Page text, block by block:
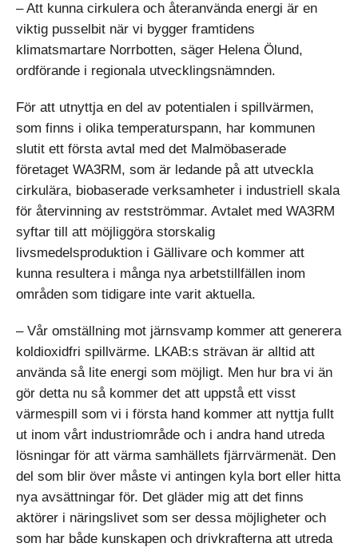
– Att kunna cirkulera och återanvända energi är en
viktig pusselbit när vi bygger framtidens
klimatsmartare Norrbotten, säger Helena Ölund,
ordförande i regionala utvecklingsnämnden.
För att utnyttja en del av potentialen i spillvärmen,
som finns i olika temperaturspann, har kommunen
slutit ett första avtal med det Malmöbaserade
företaget WA3RM, som är ledande på att utveckla
cirkulära, biobaserade verksamheter i industriell skala
för återvinning av restströmmar. Avtalet med WA3RM
syftar till att möjliggöra storskalig
livsmedelsproduktion i Gällivare och kommer att
kunna resultera i många nya arbetstillfällen inom
områden som tidigare inte varit aktuella.
– Vår omställning mot järnsvamp kommer att generera
koldioxidfri spillvärme. LKAB:s strävan är alltid att
använda så lite energi som möjligt. Men hur bra vi än
gör detta nu så kommer det att uppstå ett visst
värmespill som vi i första hand kommer att nyttja fullt
ut inom vårt industriområde och i andra hand utreda
lösningar för att värma samhällets fjärrvärmenät. Den
del som blir över måste vi antingen kyla bort eller hitta
nya avsättningar för. Det gläder mig att det finns
aktörer i näringslivet som ser dessa möjligheter och
som har både kunskapen och drivkrafterna att utreda